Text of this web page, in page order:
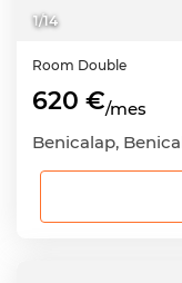
1/14
Room Double
620 €/mes
Benicalap,